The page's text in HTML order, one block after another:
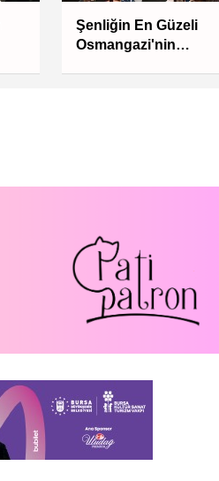
Şenliğin En Güzeli
Osmangazi'nin